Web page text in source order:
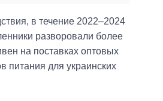
в течение 2022–2024
разворовали более
на поставках оптовых
питания для украинских